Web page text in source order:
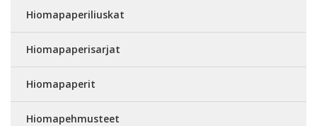
Hiomapaperiliuskat
Hiomapaperisarjat
Hiomapaperit
Hiomapehmusteet